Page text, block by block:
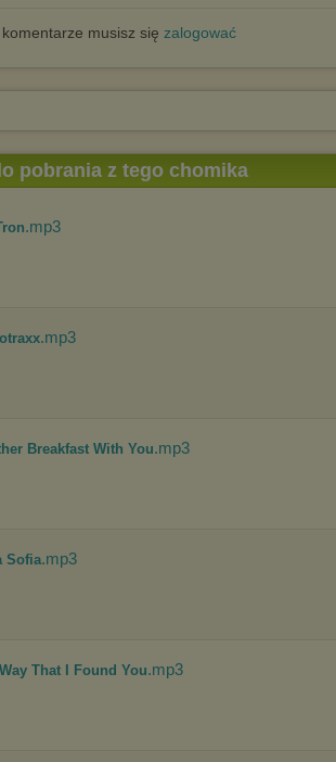
musisz się zalogować
pobrania z tego chomika
.mp3
.mp3
Breakfast With You.mp3
Sofia.mp3
That I Found You.mp3